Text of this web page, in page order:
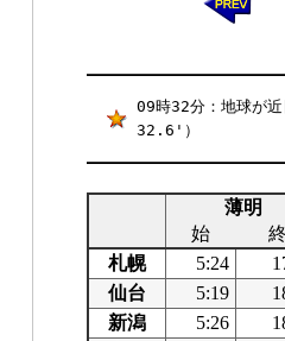
09時32分：地球が
32.6'）
薄明
始
終
札幌
5:24
仙台
5:19
新潟
5:26